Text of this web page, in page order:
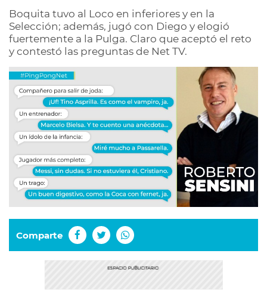
Boquita tuvo al Loco en inferiores y en la
Selección; además, jugó con Diego y elogió
fuertemente a la Pulga. Claro que aceptó el reto
y contestó las preguntas de Net TV.
Comparte